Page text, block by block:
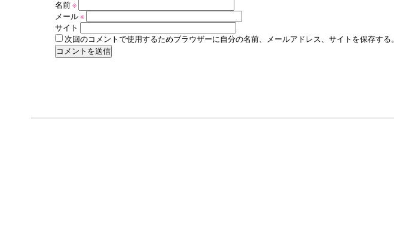
名前※
メール※
サイト
次回のコメントで使用するためブラウザーに自分の名前、メールアドレス、サイトを保存する。